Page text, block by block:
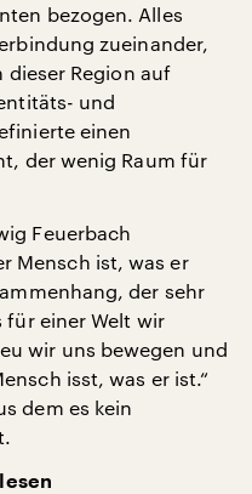
bezogen. Alles
zueinander,
dieser Region auf
und
einen
der wenig Raum für
Feuerbach
Mensch ist, was er
der sehr
für einer Welt wir
wir uns bewegen und
isst, was er ist.“
dem es kein